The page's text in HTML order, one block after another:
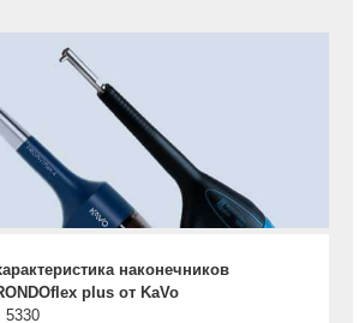
наконечников
plus от KaVo
5330